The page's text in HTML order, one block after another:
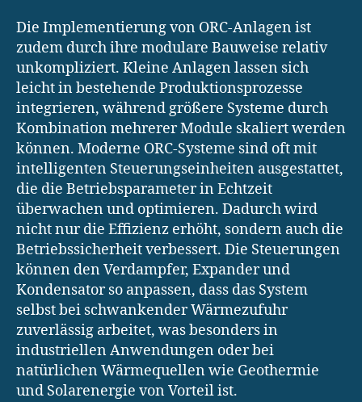
Die Implementierung von ORC-Anlagen ist
zudem durch ihre modulare Bauweise relativ
unkompliziert. Kleine Anlagen lassen sich
leicht in bestehende Produktionsprozesse
integrieren, während größere Systeme durch
Kombination mehrerer Module skaliert werden
können. Moderne ORC-Systeme sind oft mit
intelligenten Steuerungseinheiten ausgestattet,
die die Betriebsparameter in Echtzeit
überwachen und optimieren. Dadurch wird
nicht nur die Effizienz erhöht, sondern auch die
Betriebssicherheit verbessert. Die Steuerungen
können den Verdampfer, Expander und
Kondensator so anpassen, dass das System
selbst bei schwankender Wärmezufuhr
zuverlässig arbeitet, was besonders in
industriellen Anwendungen oder bei
natürlichen Wärmequellen wie Geothermie
und Solarenergie von Vorteil ist.